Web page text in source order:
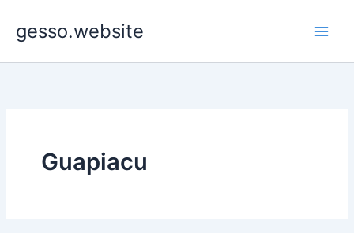
para
conteúdo
gesso.website
Guapiacu